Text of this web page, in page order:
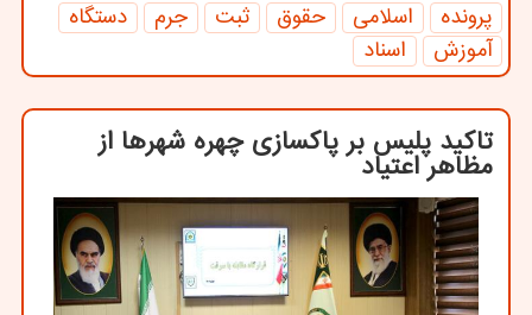
پرونده اسلامی حقوق ثبت جرم
دستگاه
آموزش
اسناد
تاکید پلیس بر پاکسازی چهره شهرها از
مظاهر اعتیاد